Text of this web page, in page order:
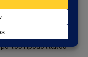
στα Μέγαρα –
του Προαστιακού –